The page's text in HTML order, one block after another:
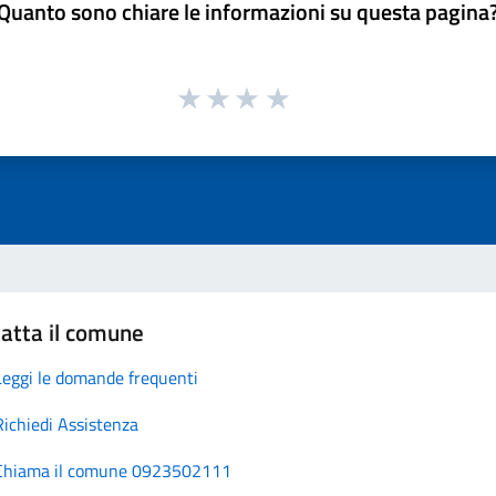
sono chiare le informazioni su questa
il comune
le domande frequenti
Assistenza
il comune 0923502111